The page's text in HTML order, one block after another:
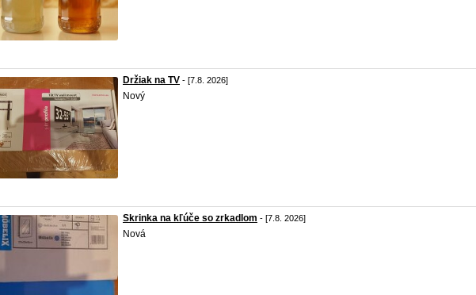
Držiak na TV - [7.8. 2026]
Nový
Skrinka na kľúče so zrkadlom - [7.8. 2026]
Nová